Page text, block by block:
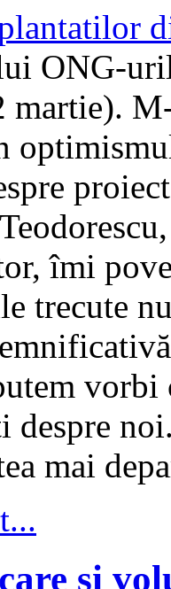
ONG-
martie).
îmi
trecute
vorbi
despre
mai
şi